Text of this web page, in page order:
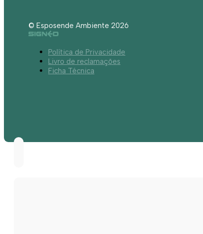
© Esposende Ambiente 2026
Política de Privacidade
Livro de reclamações
Ficha Técnica